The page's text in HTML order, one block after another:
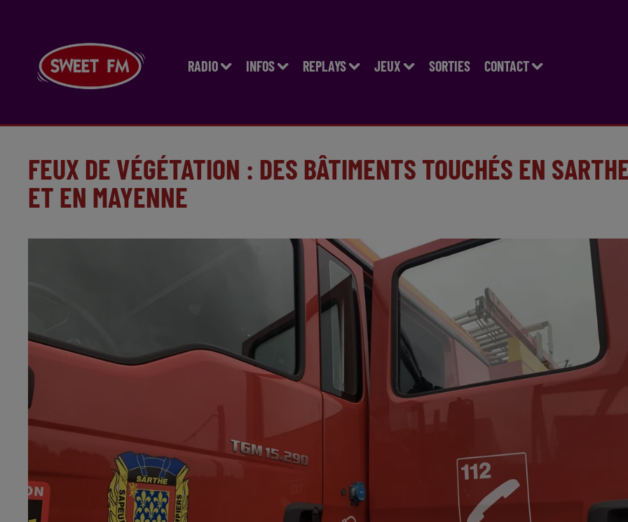
RADIO INFOS REPLAYS JEUX SORTIES CONTACT
FEUX DE VÉGÉTATION : DES BÂTIMENTS TOUCHÉS EN
ET EN MAYENNE